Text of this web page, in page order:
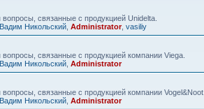
связанные с продукцией Unidelta.
Вадим Никольский Administrator, vasiliy
связанные с продукцией компании Viega.
Вадим Никольский Administrator
связанные с продукцией компании Vogel&Noot.
Вадим Никольский Administrator